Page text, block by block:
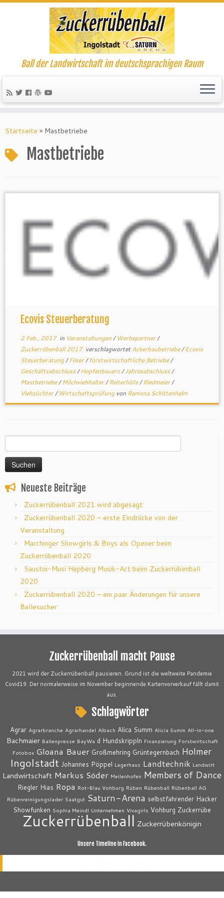
Ball der Landwirtschaft im deutschsprachigen Raum
Startseite » Mastbetriebe
Mastbetriebe
Ecovis Steuerberatung
2 Feb., 2017in Veranstaltungen/ Werbepartner/
Zuckerrübenball 2017 verschlagwortetAckerbaubetriebe/Ecovis
Steuerberatung/Filser/forstwirtschaftliche Betriebe/
Geschäftsabschluss/Hopfenbauern/Jahresabschluss/
Mastbetriebe/Milchviehhalter/Reiterhöfe/Riedmeier/
Viehzüchter/ Wirtschaftsprüfung von Ramona Schittenhelm
nach:
Neueste Beiträge
Zuckerrübenball 2021 wird abgesagt
Zuckerrübenball 2020 – erste Eindrücke von der
Veranstaltung
Marchinger Showgirls & Boys als Opener beim
Zuckerrübenball 2020
Saustoi-Musi Hepberg Musik-Act beim Zuckerrübenball
2020
Zuckerrübenball 2020 – ein paar Änderungen für unsere
Ballesucher
Zuckerrübenball macht Pause
2021 wird der Zuckerrübenball pausieren. Grund ist die weltweite Pandemie
Covid19. Der normalerweise im November beginnende Kartenvorverkauf fällt damit
aus.
Schlagwörter
Agrar Agrarbranche Agrarhandel Albach Alica Summ Alicia Summ All-in-one
Bachmaier Ballenpresse BayWa d Hundskrippln Finanzierung Forstwirtschaft
Fotobox Gloana Bauer Großmehring Grüntegernbach Holmer
Ingolstadt Johannes Pöppel Lagerhaus Landtechnik Landwirt
Landwirtschaft Markus Söder Meilenhofen Members of Dance
Riegler Hias Ropa Rot-Blau Vohburg Rüben Rübenball Rübenball AG
Rübenreinigungslader Saatgut Saturn-Arena selbstfahrender Hacker
Showfunken Sophia Meindl Unternehmen Vivagirls Vohburg Zuckerrübe
Zuckerrübenball Zuckerrübenkönigin
Unsere Timeline in Facebook.